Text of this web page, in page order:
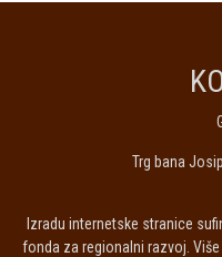
Trg bana
Izradu internetske stranice
fonda za regionalni razvoj.